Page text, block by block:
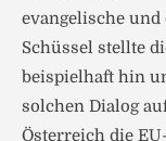
evangelische
Schüssel stellte
beispielhaft hin
solchen Dialog
Österreich die